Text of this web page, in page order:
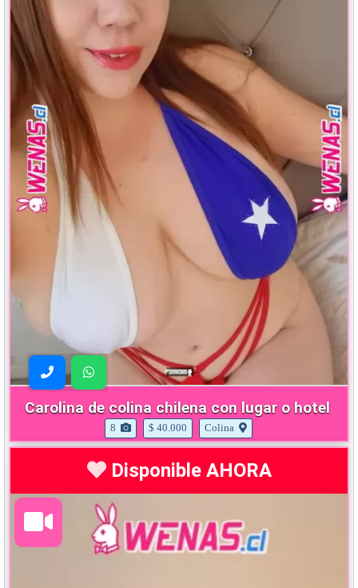
Carolina de colina chilena con lugar o hotel
8 $ 40.000 Colina
Disponible AHORA